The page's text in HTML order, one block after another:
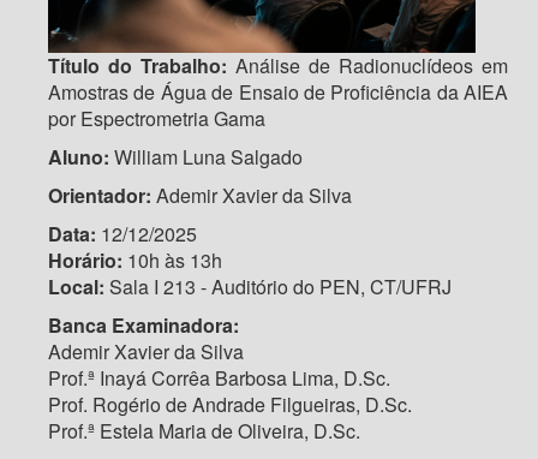
Título do Trabalho: Análise de Radionuclídeos em
Amostras de Água de Ensaio de Proficiência da AIEA
por Espectrometria Gama
Aluno: William Luna Salgado
Orientador: Ademir Xavier da Silva
Data: 12/12/2025
Horário: 10h às 13h
Local: Sala I 213 - Auditório do PEN, CT/UFRJ
Banca Examinadora:
Ademir Xavier da Silva
Prof.ª Inayá Corrêa Barbosa Lima, D.Sc.
Prof. Rogério de Andrade Filgueiras, D.Sc.
Prof.ª Estela Maria de Oliveira, D.Sc.